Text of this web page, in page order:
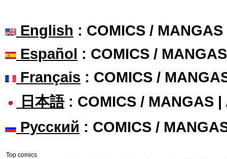
English : COMICS /
Español : COMICS /
Français : COMICS /
日本語: COMICS / MANGAS |
Русский : COMICS /
Top comics